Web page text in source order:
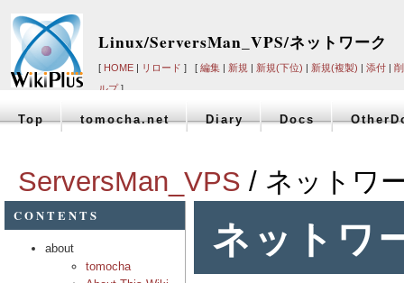
Linux/ServersMan_VPS/ネットワーク
[ HOME | リロード ] [ 編集 | 新規 | 新規(下位) | 新規(複製) | 添付 |
ルプ]
Top tomocha.net Diary Docs
ServersMan_VPS / ネットワ
CONTENTS
about
tomocha
ネットワ